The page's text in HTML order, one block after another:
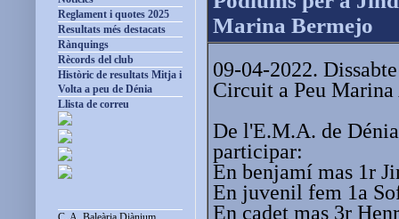
Marina Bermejo
09-04-2022.
Circuit a Peu
De l'E.M.A. de
participar:
En benjamí mas 1r
En juvenil fem 1a
En cadet mas 3r
Reglament i quotes 2025
Resultats més destacats
Rànquings
Rècords del club
Històric de resultats Mitja i
Volta a peu de Dénia
Llista de correu